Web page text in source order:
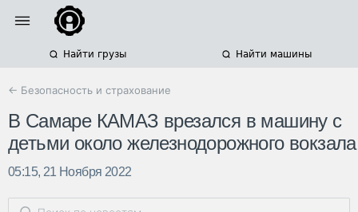
Найти грузы Найти машины
← Безопасность и страхование
В Самаре КАМАЗ врезался в машину с
детьми около железнодорожного вокзала
05:15, 21 Ноября 2022